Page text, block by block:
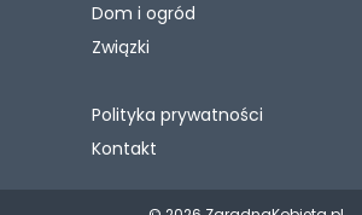
Dom i ogród
Związki
Polityka prywatności
Kontakt